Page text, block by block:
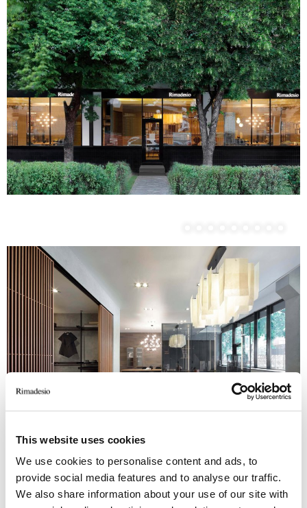
This website uses cookies
We use cookies to personalise content and ads, to
provide social media features and to analyse our traffic.
We also share information about your use of our site with